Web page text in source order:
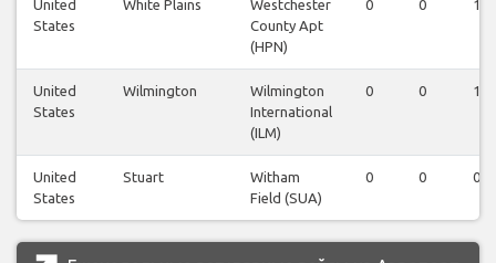
United
States
White Plains
Westchester
County Apt
(HPN)
0 0 1
United
States
Wilmington
Wilmington
International
(ILM)
0 0 1
United
States
Stuart
Witham
Field (SUA)
0 0 0